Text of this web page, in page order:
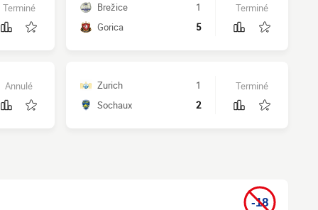
Terminé Brežice
1
Gorica
5
Terminé
Annulé Zurich
1
Sochaux
2
Terminé